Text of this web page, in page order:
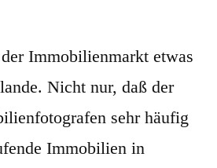
Immobilienmarkt etwas
Nicht nur, daß der
sehr häufig
Immobilien in